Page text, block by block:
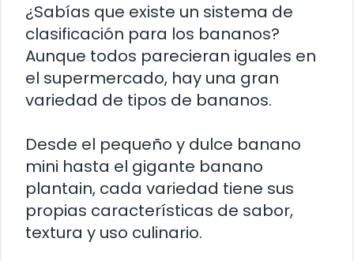
¿Sabías que existe un sistema de
clasificación para los bananos?
Aunque todos parecieran iguales en
el supermercado, hay una gran
variedad de tipos de bananos.
Desde el pequeño y dulce banano
mini hasta el gigante banano
plantain, cada variedad tiene sus
propias características de sabor,
textura y uso culinario.